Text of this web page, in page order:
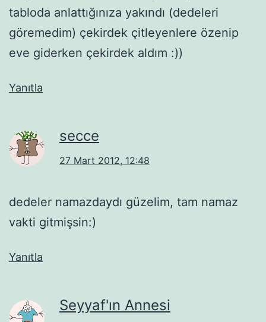
tabloda anlattığınıza yakındı (dedeleri
göremedim) çekirdek çitleyenlere özenip
eve giderken çekirdek aldım :))
Yanıtla
secce
27 Mart 2012, 12:48
dedeler namazdaydı güzelim, tam namaz
vakti gitmişsin:)
Yanıtla
Seyyaf'ın Annesi